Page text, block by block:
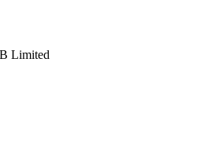
Limited